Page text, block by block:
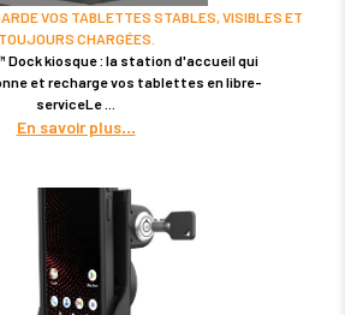
VOS TABLETTES STABLES, VISIBLES ET
TOUJOURS CHARGÉES.
Dock kiosque : la station d'accueil qui
et recharge vos tablettes en libre-
serviceLe
En savoir plus